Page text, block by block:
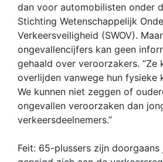
dan voor automobilisten onder
Stichting Wetenschappelijk
Verkeersveiligheid (SWOV).
ongevallencijfers kan geen
gehaald over veroorzakers. “Ze
overlijden vanwege hun fysieke
We kunnen niet zeggen of
ongevallen veroorzaken dan
verkeersdeelnemers.”
Feit: 65-plussers zijn